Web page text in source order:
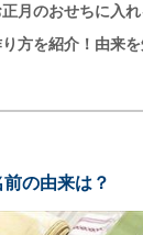
月のおせちに入
方を紹介！由来
の由来は？